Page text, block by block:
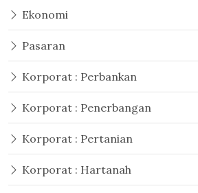
Ekonomi
Pasaran
Korporat : Perbankan
Korporat : Penerbangan
Korporat : Pertanian
Korporat : Hartanah